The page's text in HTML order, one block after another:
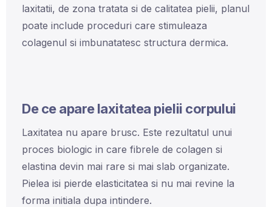
laxitatii, de zona tratata si de calitatea pielii, planul
poate include proceduri care stimuleaza
colagenul si imbunatatesc structura dermica.
De ce apare laxitatea pielii corpului
Laxitatea nu apare brusc. Este rezultatul unui
proces biologic in care fibrele de colagen si
elastina devin mai rare si mai slab organizate.
Pielea isi pierde elasticitatea si nu mai revine la
forma initiala dupa intindere.